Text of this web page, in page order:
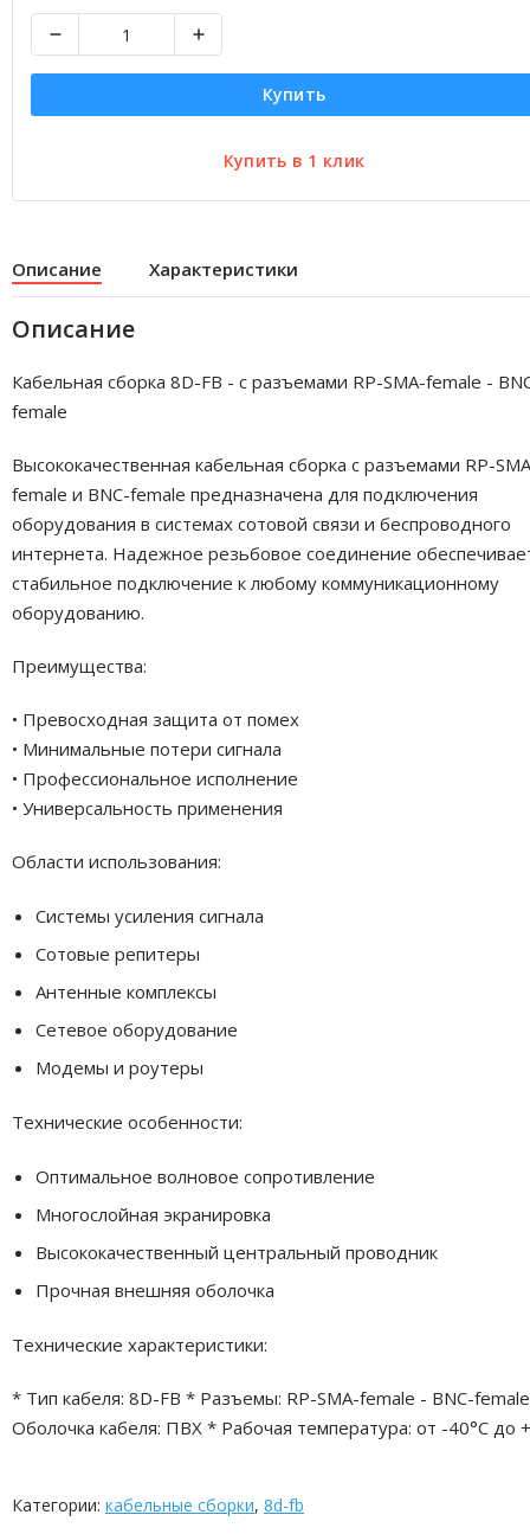
Купить
Описание Характеристики
Описание
Кабельная сборка 8D-FB - с разъемами RP-SMA-female -
female
Высококачественная кабельная сборка с разъемами RP-
female и BNC-female предназначена для подключения
оборудования в системах сотовой связи и беспроводного
интернета. Надежное резьбовое соединение
стабильное подключение к любому коммуникационному
оборудованию.
Преимущества:
• Превосходная защита от помех
• Минимальные потери сигнала
• Профессиональное исполнение
• Универсальность применения
Области использования:
Системы усиления сигнала
Сотовые репитеры
Антенные комплексы
Сетевое оборудование
Модемы и роутеры
Технические особенности:
Оптимальное волновое сопротивление
Многослойная экранировка
Высококачественный центральный проводник
Прочная внешняя оболочка
Технические характеристики:
* Тип кабеля: 8D-FB * Разъемы: RP-SMA-female - BNC-
Оболочка кабеля: ПВХ * Рабочая температура: от -40°C до
Категории: кабельные сборки, 8d-fb